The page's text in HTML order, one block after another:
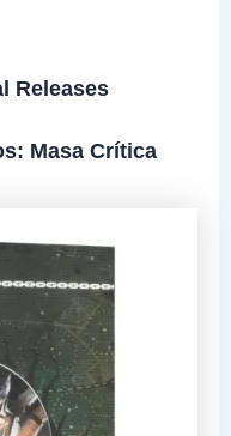
Releases
Masa Crítica